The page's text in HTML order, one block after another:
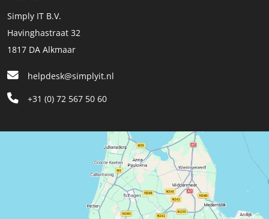
Simply IT B.V.
Havinghastraat 32
1817 DA Alkmaar
helpdesk@simplyit.nl
+31 (0) 72 567 50 60